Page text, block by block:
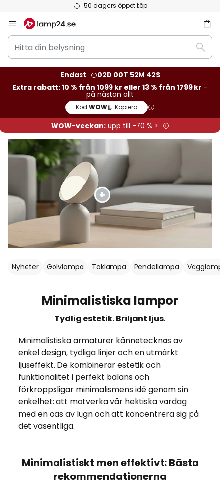
Betygsatt som 'Bra' på Trustpilot
Hoppa
till
innehållet
Hitta
din
belysning
Sök
Endast
02D 00T 52M 39S
Extra rabatt: 10 % från 1099 kr eller 13 % från 1799 kr -
på nästan allt
Kod:WOW Kopiera
WOW-veckan:upp till -70 % >
Nyheter Golvlampa Taklampa Pendellampa
Minimalistiska lampor
Tydlig estetik. Briljant ljus.
Minimalistiska armaturer kännetecknas av
enkel design, tydliga linjer och en utmärkt
ljuseffekt. De kombinerar estetik och
funktionalitet i perfekt balans och
förkroppsligar minimalismens idé genom sin
enkelhet: att motverka vår hektiska vardag
med en oas av lugn och att koncentrera sig på
det väsentliga.
Minimalistiskt men effektivt: Bästa
rekommendationerna